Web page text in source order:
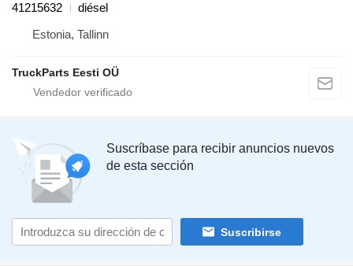
41215632
diésel
Estonia, Tallinn
TruckParts Eesti OÜ
Suscríbase para recibir anuncios nuevos
de esta sección
Suscribirse